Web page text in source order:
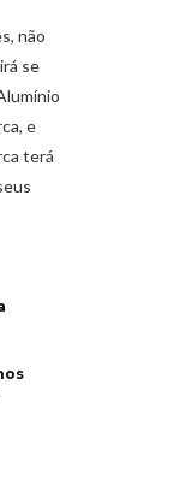
não
se
e
terá